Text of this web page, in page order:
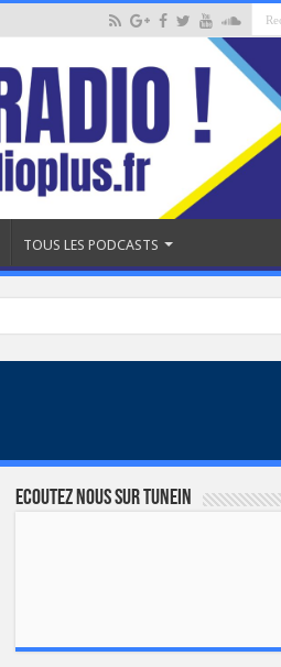
TOUS LES PODCASTS
Ecoutez nous sur TuneIn